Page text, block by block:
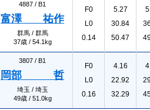
4887 / B1
富澤 祐作
群馬 / 群馬
37歳 / 54.1kg
F0
L0
0.14
5.27
30.84
50.47
3807 / B1
岡部 哲
埼玉 / 埼玉
49歳 / 51.0kg
F0
L0
0.16
4.16
22.92
32.29